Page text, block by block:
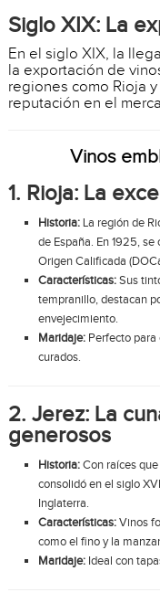
Siglo XIX: La
En el siglo XIX, la
la exportación de
regiones como Rioja
reputación en el
Vinos
1. Rioja: La
Historia:La región de
de España. En 1925,
Origen Calificada
Características:Sus
tempranillo, destacan
envejecimiento.
Maridaje:Perfecto para
curados.
2. Jerez: La
generosos
Historia:Con raíces que
consolidó en el siglo
Inglaterra.
Características:Vinos
como el fino y la
Maridaje:Ideal con